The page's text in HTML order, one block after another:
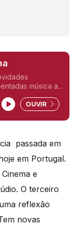
OUVIR
passada em
em Portugal.
e
O terceiro
reflexão
novas